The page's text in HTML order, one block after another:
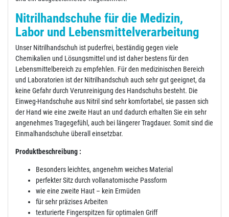
Nitrilhandschuhe für die Medizin,
Labor und Lebensmittelverarbeitung
Unser Nitrilhandschuh ist puderfrei, beständig gegen viele
Chemikalien und Lösungsmittel und ist daher bestens für den
Lebensmittelbereich zu empfehlen. Für den medizinischen Bereich
und Laboratorien ist der Nitrilhandschuh auch sehr gut geeignet, da
keine Gefahr durch Verunreinigung des Handschuhs besteht. Die
Einweg-Handschuhe aus Nitril sind sehr komfortabel, sie passen sich
der Hand wie eine zweite Haut an und dadurch erhalten Sie ein sehr
angenehmes Tragegefühl, auch bei längerer Tragdauer. Somit sind die
Einmalhandschuhe überall einsetzbar.
Produktbeschreibung :
Besonders leichtes, angenehm weiches Material
perfekter Sitz durch vollanatomische Passform
wie eine zweite Haut – kein Ermüden
für sehr präzises Arbeiten
texturierte Fingerspitzen für optimalen Griff